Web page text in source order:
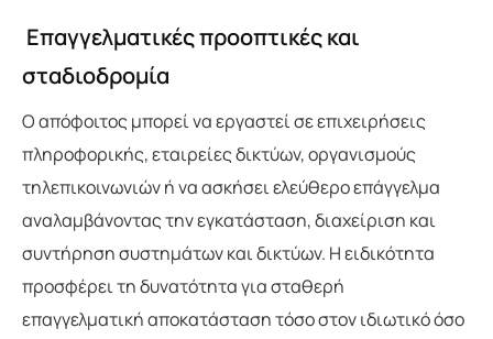
Επαγγελματικές προοπτικές και
σταδιοδρομία
Ο απόφοιτος μπορεί να εργαστεί σε επιχειρήσεις
πληροφορικής, εταιρείες δικτύων, οργανισμούς
τηλεπικοινωνιών ή να ασκήσει ελεύθερο επάγγελμα
αναλαμβάνοντας την εγκατάσταση, διαχείριση και
συντήρηση συστημάτων και δικτύων. Η ειδικότητα
προσφέρει τη δυνατότητα για σταθερή
επαγγελματική αποκατάσταση τόσο στον ιδιωτικό όσο